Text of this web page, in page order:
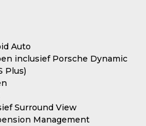
Auto
inclusief Porsche Dynamic
Plus)
Surround View
Management